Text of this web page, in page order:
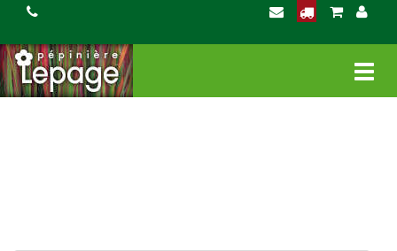
Ce site utilise Google Analytics. En continuant Ã naviguer, vous nous autorisez Ã